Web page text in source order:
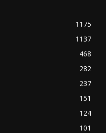
1175
1137
468
282
237
151
124
101